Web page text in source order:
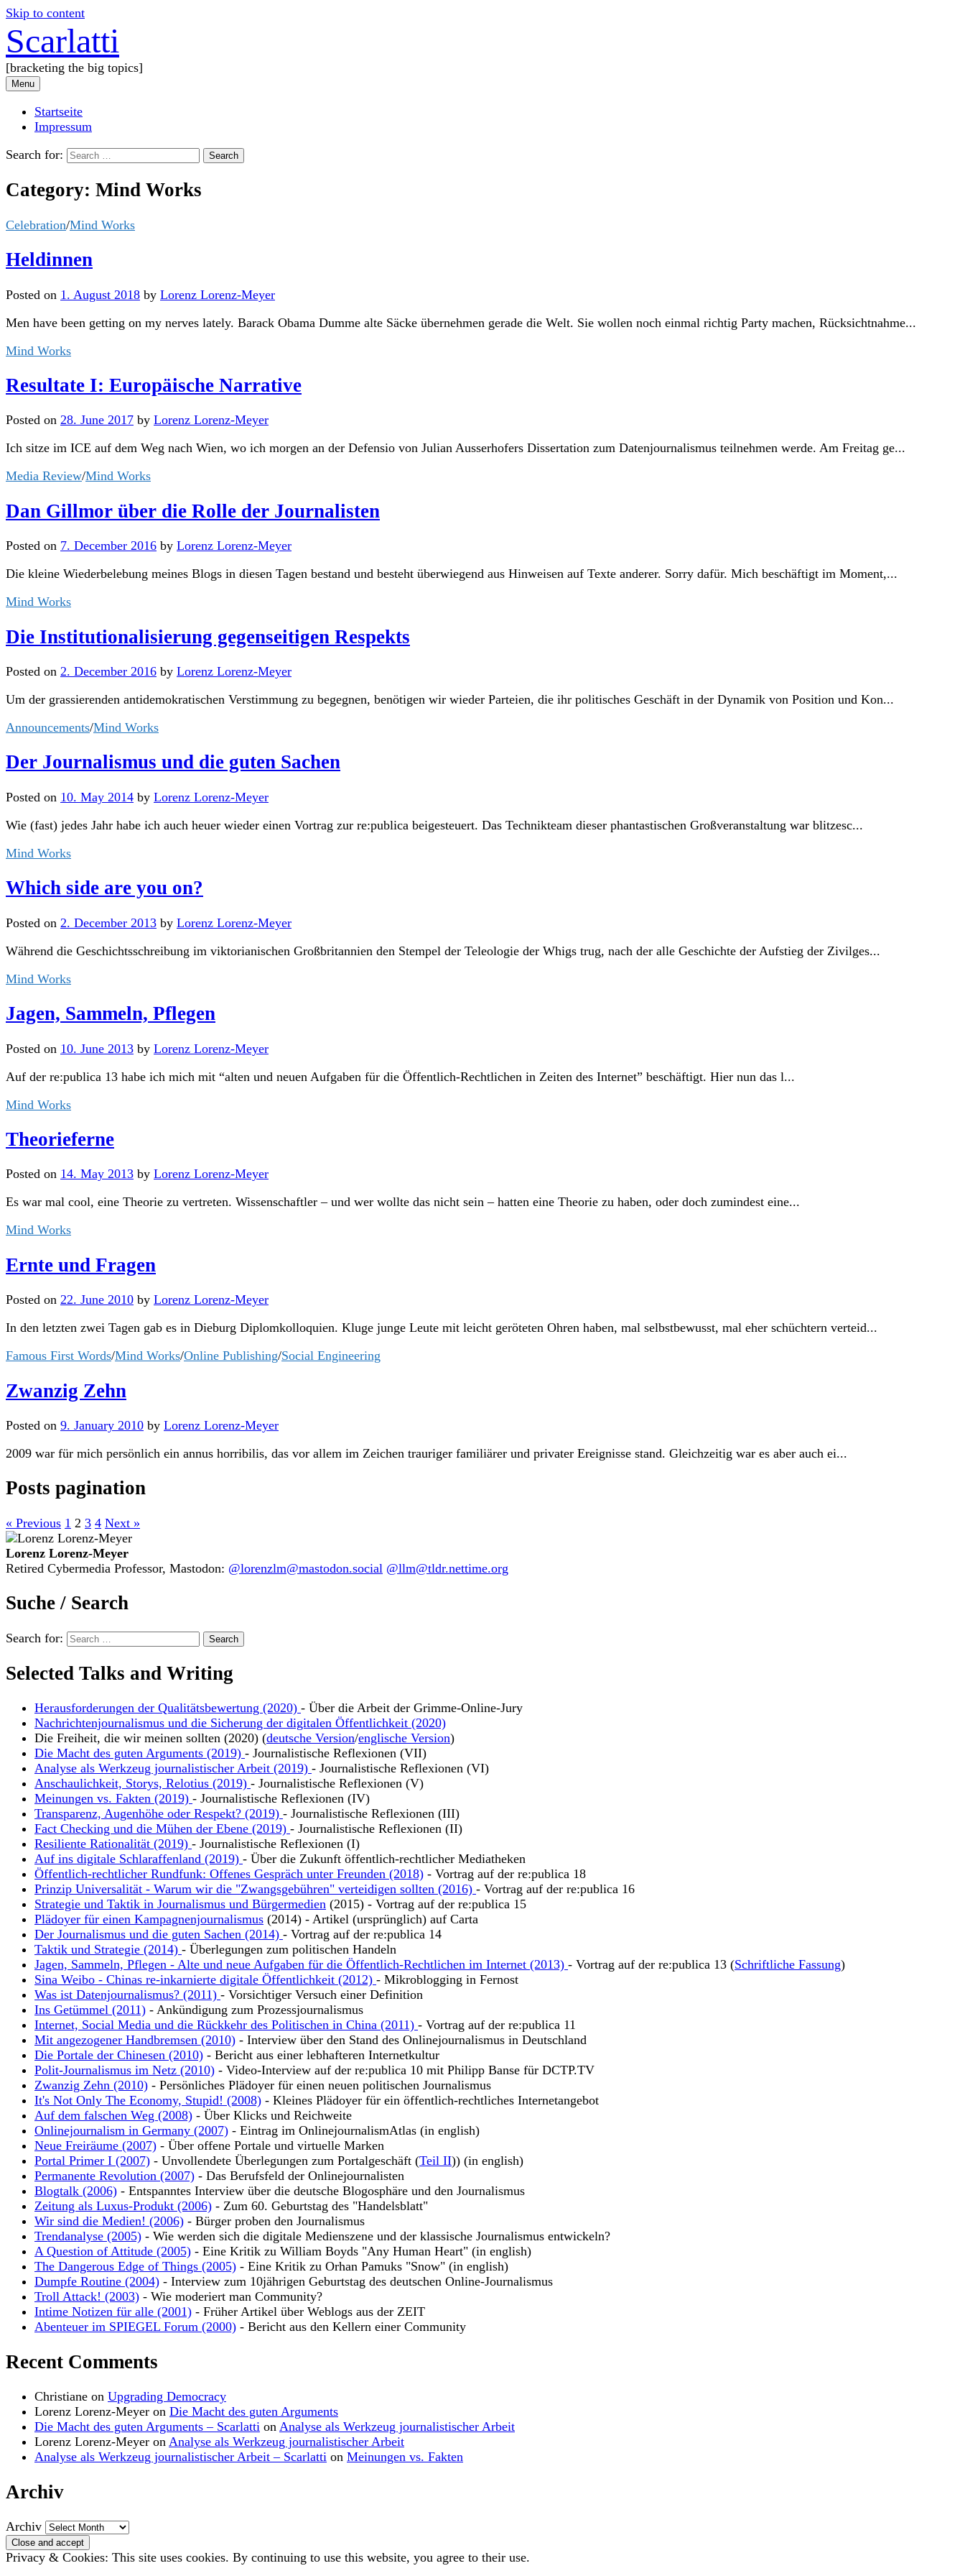
Skip to content
Scarlatti
[bracketing the big topics]
Menu
Startseite
Impressum
Search for:
Category: Mind Works
Celebration/Mind Works
Heldinnen
Posted on 1. August 2018 by Lorenz Lorenz-Meyer
Men have been getting on my nerves lately. Barack Obama Dumme alte Säcke übernehmen gerade die Welt. Sie wollen noch einmal richtig Party machen, Rücksichtnahme...
Mind Works
Resultate I: Europäische Narrative
Posted on 28. June 2017 by Lorenz Lorenz-Meyer
Ich sitze im ICE auf dem Weg nach Wien, wo ich morgen an der Defensio von Julian Ausserhofers Dissertation zum Datenjournalismus teilnehmen werde. Am Freitag ge...
Media Review/Mind Works
Dan Gillmor über die Rolle der Journalisten
Posted on 7. December 2016 by Lorenz Lorenz-Meyer
Die kleine Wiederbelebung meines Blogs in diesen Tagen bestand und besteht überwiegend aus Hinweisen auf Texte anderer. Sorry dafür. Mich beschäftigt im Moment,...
Mind Works
Die Institutionalisierung gegenseitigen Respekts
Posted on 2. December 2016 by Lorenz Lorenz-Meyer
Um der grassierenden antidemokratischen Verstimmung zu begegnen, benötigen wir wieder Parteien, die ihr politisches Geschäft in der Dynamik von Position und Kon...
Announcements/Mind Works
Der Journalismus und die guten Sachen
Posted on 10. May 2014 by Lorenz Lorenz-Meyer
Wie (fast) jedes Jahr habe ich auch heuer wieder einen Vortrag zur re:publica beigesteuert. Das Technikteam dieser phantastischen Großveranstaltung war blitzesc...
Mind Works
Which side are you on?
Posted on 2. December 2013 by Lorenz Lorenz-Meyer
Während die Geschichtsschreibung im viktorianischen Großbritannien den Stempel der Teleologie der Whigs trug, nach der alle Geschichte der Aufstieg der Zivilges...
Mind Works
Jagen, Sammeln, Pflegen
Posted on 10. June 2013 by Lorenz Lorenz-Meyer
Auf der re:publica 13 habe ich mich mit “alten und neuen Aufgaben für die Öffentlich-Rechtlichen in Zeiten des Internet” beschäftigt. Hier nun das l...
Mind Works
Theorieferne
Posted on 14. May 2013 by Lorenz Lorenz-Meyer
Es war mal cool, eine Theorie zu vertreten. Wissenschaftler – und wer wollte das nicht sein – hatten eine Theorie zu haben, oder doch zumindest eine...
Mind Works
Ernte und Fragen
Posted on 22. June 2010 by Lorenz Lorenz-Meyer
In den letzten zwei Tagen gab es in Dieburg Diplomkolloquien. Kluge junge Leute mit leicht geröteten Ohren haben, mal selbstbewusst, mal eher schüchtern verteid...
Famous First Words/Mind Works/Online Publishing/Social Engineering
Zwanzig Zehn
Posted on 9. January 2010 by Lorenz Lorenz-Meyer
2009 war für mich persönlich ein annus horribilis, das vor allem im Zeichen trauriger familiärer und privater Ereignisse stand. Gleichzeitig war es aber auch ei...
Posts pagination
« Previous 1 2 3 4 Next »
Lorenz Lorenz-Meyer
Retired Cybermedia Professor, Mastodon: @lorenzlm@mastodon.social @llm@tldr.nettime.org
Suche / Search
Search for:
Selected Talks and Writing
Herausforderungen der Qualitätsbewertung (2020) - Über die Arbeit der Grimme-Online-Jury
Nachrichtenjournalismus und die Sicherung der digitalen Öffentlichkeit (2020)
Die Freiheit, die wir meinen sollten (2020) (deutsche Version/englische Version)
Die Macht des guten Arguments (2019) - Journalistische Reflexionen (VII)
Analyse als Werkzeug journalistischer Arbeit (2019) - Journalistische Reflexionen (VI)
Anschaulichkeit, Storys, Relotius (2019) - Journalistische Reflexionen (V)
Meinungen vs. Fakten (2019) - Journalistische Reflexionen (IV)
Transparenz, Augenhöhe oder Respekt? (2019) - Journalistische Reflexionen (III)
Fact Checking und die Mühen der Ebene (2019) - Journalistische Reflexionen (II)
Resiliente Rationalität (2019) - Journalistische Reflexionen (I)
Auf ins digitale Schlaraffenland (2019) - Über die Zukunft öffentlich-rechtlicher Mediatheken
Öffentlich-rechtlicher Rundfunk: Offenes Gespräch unter Freunden (2018) - Vortrag auf der re:publica 18
Prinzip Universalität - Warum wir die "Zwangsgebühren" verteidigen sollten (2016) - Vortrag auf der re:publica 16
Strategie und Taktik in Journalismus und Bürgermedien (2015) - Vortrag auf der re:publica 15
Plädoyer für einen Kampagnenjournalismus (2014) - Artikel (ursprünglich) auf Carta
Der Journalismus und die guten Sachen (2014) - Vortrag auf der re:publica 14
Taktik und Strategie (2014) - Überlegungen zum politischen Handeln
Jagen, Sammeln, Pflegen - Alte und neue Aufgaben für die Öffentlich-Rechtlichen im Internet (2013) - Vortrag auf der re:publica 13 (Schriftliche Fassung)
Sina Weibo - Chinas re-inkarnierte digitale Öffentlichkeit (2012) - Mikroblogging in Fernost
Was ist Datenjournalismus? (2011) - Vorsichtiger Versuch einer Definition
Ins Getümmel (2011) - Ankündigung zum Prozessjournalismus
Internet, Social Media und die Rückkehr des Politischen in China (2011) - Vortrag auf der re:publica 11
Mit angezogener Handbremsen (2010) - Interview über den Stand des Onlinejournalismus in Deutschland
Die Portale der Chinesen (2010) - Bericht aus einer lebhafteren Internetkultur
Polit-Journalismus im Netz (2010) - Video-Interview auf der re:publica 10 mit Philipp Banse für DCTP.TV
Zwanzig Zehn (2010) - Persönliches Plädoyer für einen neuen politischen Journalismus
It's Not Only The Economy, Stupid! (2008) - Kleines Plädoyer für ein öffentlich-rechtliches Internetangebot
Auf dem falschen Weg (2008) - Über Klicks und Reichweite
Onlinejournalism in Germany (2007) - Eintrag im OnlinejournalismAtlas (in english)
Neue Freiräume (2007) - Über offene Portale und virtuelle Marken
Portal Primer I (2007) - Unvollendete Überlegungen zum Portalgeschäft (Teil II)) (in english)
Permanente Revolution (2007) - Das Berufsfeld der Onlinejournalisten
Blogtalk (2006) - Entspanntes Interview über die deutsche Blogosphäre und den Journalismus
Zeitung als Luxus-Produkt (2006) - Zum 60. Geburtstag des "Handelsblatt"
Wir sind die Medien! (2006) - Bürger proben den Journalismus
Trendanalyse (2005) - Wie werden sich die digitale Medienszene und der klassische Journalismus entwickeln?
A Question of Attitude (2005) - Eine Kritik zu William Boyds "Any Human Heart" (in english)
The Dangerous Edge of Things (2005) - Eine Kritik zu Orhan Pamuks "Snow" (in english)
Dumpfe Routine (2004) - Interview zum 10jährigen Geburtstag des deutschen Online-Journalismus
Troll Attack! (2003) - Wie moderiert man Community?
Intime Notizen für alle (2001) - Früher Artikel über Weblogs aus der ZEIT
Abenteuer im SPIEGEL Forum (2000) - Bericht aus den Kellern einer Community
Recent Comments
Christiane on Upgrading Democracy
Lorenz Lorenz-Meyer on Die Macht des guten Arguments
Die Macht des guten Arguments – Scarlatti on Analyse als Werkzeug journalistischer Arbeit
Lorenz Lorenz-Meyer on Analyse als Werkzeug journalistischer Arbeit
Analyse als Werkzeug journalistischer Arbeit – Scarlatti on Meinungen vs. Fakten
Archiv
Archiv
Privacy & Cookies: This site uses cookies. By continuing to use this website, you agree to their use.